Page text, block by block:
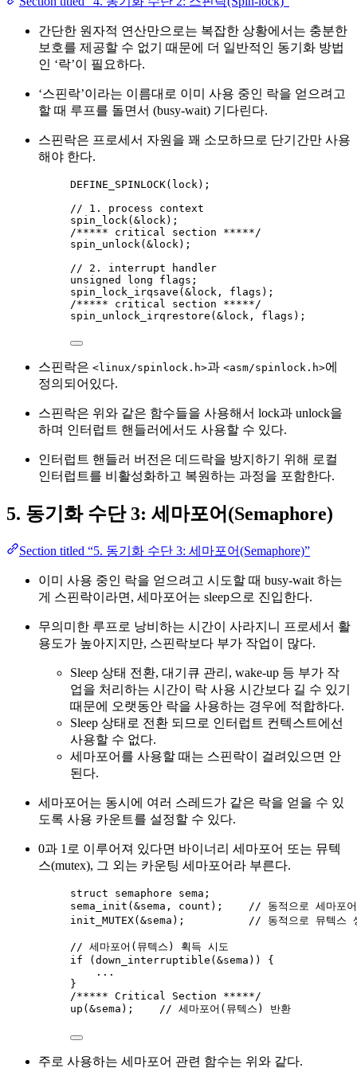
간단한 원자적 연산만으로는 복잡한 상황에서는 충분한
보호를 제공할 수 없기 때문에 더 일반적인 동기화 방법
인 ‘락’이 필요하다.
‘스핀락’이라는 이름대로 이미 사용 중인 락을 얻으려고
할 때 루프를 돌면서 (busy-wait) 기다린다.
스핀락은 프로세서 자원을 꽤 소모하므로 단기간만 사용
해야 한다.
DEFINE_SPINLOCK(lock);
// 1. process context
spin_lock ( &lock );
/***** critical section *****/
spin_unlock ( &lock );
// 2. interrupt handler
unsigned
long flags;
spin_lock_irqsave ( &lock , flags);
/***** critical section *****/
spin_unlock_irqrestore ( &lock , flags);
스핀락은 <linux/spinlock.h>과 <asm/spinlock.h>에
정의되어있다.
스핀락은 위와 같은 함수들을 사용해서 lock과 unlock을
하며 인터럽트 핸들러에서도 사용할 수 있다.
인터럽트 핸들러 버전은 데드락을 방지하기 위해 로컬
인터럽트를 비활성화하고 복원하는 과정을 포함한다.
5. 동기화 수단 3: 세마포어(Semaphore)
Section titled “5. 동기화 수단 3: 세마포어(Semaphore)”
이미 사용 중인 락을 얻으려고 시도할 때 busy-wait 하는
게 스핀락이라면, 세마포어는 sleep으로 진입한다.
무의미한 루프로 낭비하는 시간이 사라지니 프로세서 활
용도가 높아지지만, 스핀락보다 부가 작업이 많다.
Sleep 상태 전환, 대기큐 관리, wake-up 등 부가 작
업을 처리하는 시간이 락 사용 시간보다 길 수 있기
때문에 오랫동안 락을 사용하는 경우에 적합하다.
Sleep 상태로 전환 되므로 인터럽트 컨텍스트에선
사용할 수 없다.
세마포어를 사용할 때는 스핀락이 걸려있으면 안
된다.
세마포어는 동시에 여러 스레드가 같은 락을 얻을 수 있
도록 사용 카운트를 설정할 수 있다.
0과 1로 이루어져 있다면 바이너리 세마포어 또는 뮤텍
스(mutex), 그 외는 카운팅 세마포어라 부른다.
struct semaphore sema;
sema_init ( &sema , count);
// 동적으로 세마포
init_MUTEX( &sema );
// 동적으로 뮤텍스
// 세마포어(뮤텍스) 휙득 시도
if ( down_interruptible ( &sema )) {
...
}
/***** Critical Section *****/
up ( &sema );
    // 세마포어(뮤텍스) 반환
주로 사용하는 세마포어 관련 함수는 위와 같다.